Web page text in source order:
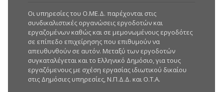
Οι υπηρεσίες του Ο.ΜΕ.Δ. παρέχονται στις
συνδικαλιστικές οργανώσεις εργοδοτών και
εργαζομένων καθώς και σε μεμονωμένους εργοδότες
σε επίπεδο επιχείρησης που επιθυμούν να
απευθυνθούν σε αυτόν. Μεταξύ των εργοδοτών
συγκαταλέγεται και το Ελληνικό Δημόσιο, για τους
εργαζόμενους με σχέση εργασίας ιδιωτικού δικαίου
στις Δημόσιες υπηρεσίες, Ν.Π.Δ.Δ. και Ο.Τ.Α.